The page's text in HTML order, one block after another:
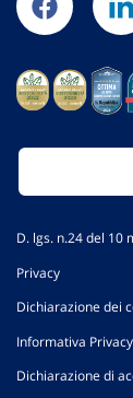
D. lgs. n.24 del 10
Privacy
Dichiarazione dei
Informativa
Dichiarazione di